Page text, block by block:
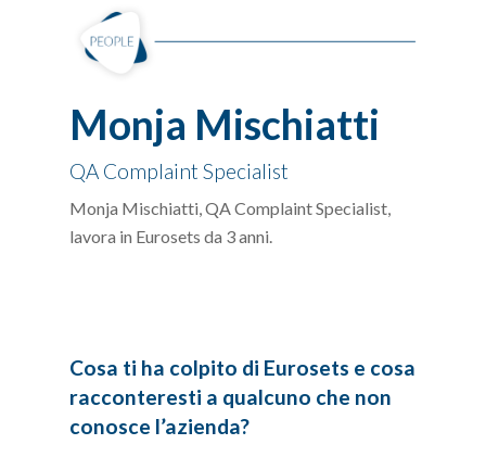
Monja Mischiatti
QA Complaint Specialist
Monja Mischiatti, QA Complaint Specialist,
lavora in Eurosets da 3 anni.
Cosa ti ha colpito di Eurosets e cosa
racconteresti a qualcuno che non
conosce l’azienda?